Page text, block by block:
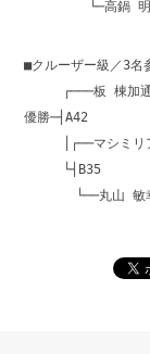
└─高鍋 明大（
■クルーザー級／3名
┌───板 棟加通（
優勝─┤A42
│┌──マシミリア
└┤B35
└──丸山 敏幸（